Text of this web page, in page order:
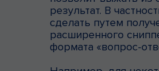
результат. В
сделать путем
расширенного
формата «вопрос-